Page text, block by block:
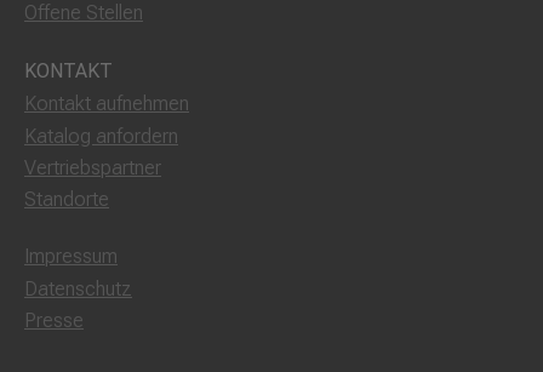
Offene Stellen
KONTAKT
Kontakt aufnehmen
Katalog anfordern
Vertriebspartner
Standorte
Impressum
Datenschutz
Presse